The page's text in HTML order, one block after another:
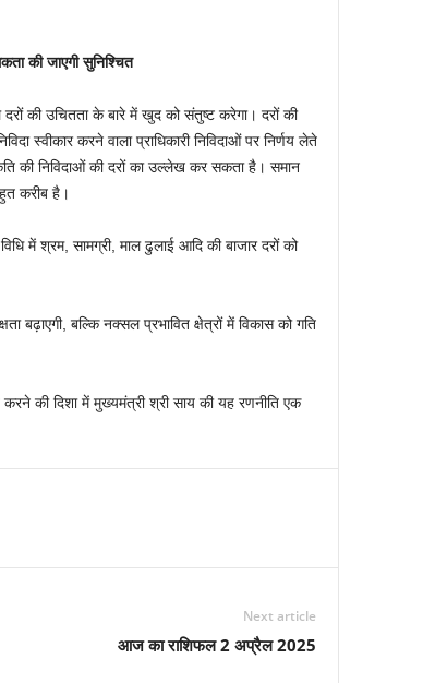
की जाएगी सुनिश्चित
दरों की उचितता के बारे में खुद को संतुष्ट करेगा। दरों की
स्वीकार करने वाला प्राधिकारी निविदाओं पर निर्णय लेते
की निविदाओं की दरों का उल्लेख कर सकता है। समान
करीब है।
में श्रम, सामग्री, माल ढुलाई आदि की बाजार दरों को
बढ़ाएगी, बल्कि नक्सल प्रभावित क्षेत्रों में विकास को गति
की दिशा में मुख्यमंत्री श्री साय की यह रणनीति एक
Next article
आज का राशिफल 2 अप्रैल 2025